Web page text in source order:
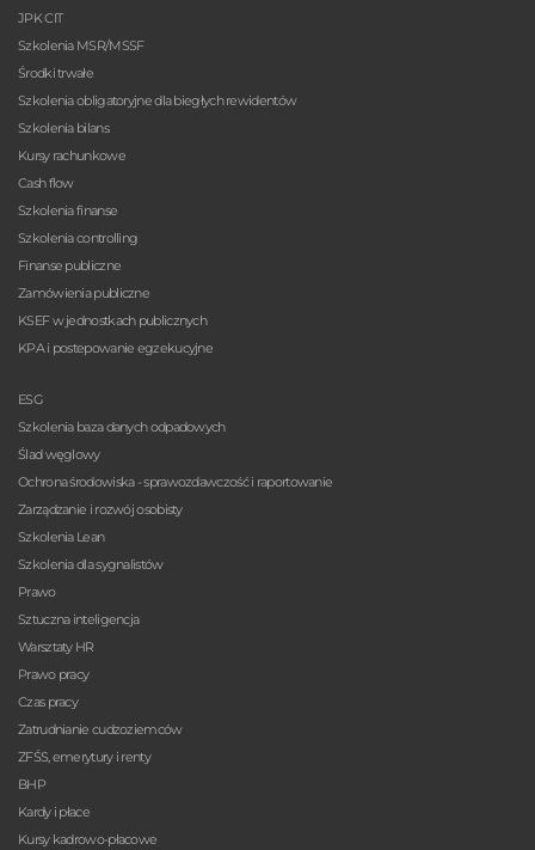
JPK CIT
Szkolenia MSR/MSSF
Środki trwałe
Szkolenia obligatoryjne dla biegłych rewidentów
Szkolenia bilans
Kursy rachunkowe
Cash flow
Szkolenia finanse
Szkolenia controlling
Finanse publiczne
Zamówienia publiczne
KSEF w jednostkach publicznych
KPA i postepowanie egzekucyjne
ESG
Szkolenia baza danych odpadowych
Ślad węglowy
Ochrona środowiska - sprawozdawczość i raportowanie
Zarządzanie i rozwój osobisty
Szkolenia Lean
Szkolenia dla sygnalistów
Prawo
Sztuczna inteligencja
Warsztaty HR
Prawo pracy
Czas pracy
Zatrudnianie cudzoziemców
ZFŚS, emerytury i renty
BHP
Kardy i płace
Kursy kadrowo-płacowe